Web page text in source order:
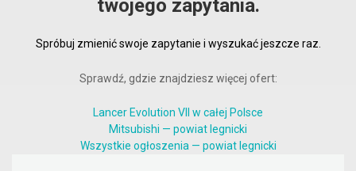
twojego zapytania.
Spróbuj zmienić swoje zapytanie i wyszukać jeszcze raz.
Sprawdź, gdzie znajdziesz więcej ofert:
Lancer Evolution VII w całej Polsce
Mitsubishi — powiat legnicki
Wszystkie ogłoszenia — powiat legnicki